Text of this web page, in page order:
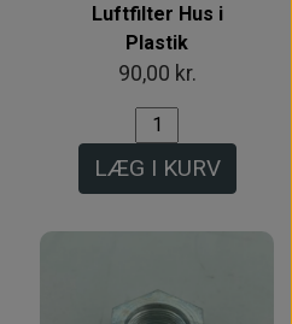
Luftfilter Hus i
Plastik
90,00 kr.
LÆG I KURV